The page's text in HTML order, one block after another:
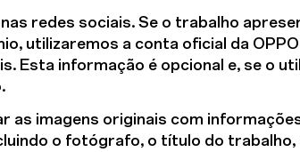
redes sociais. Se o trabalho
utilizaremos a conta oficial da
Esta informação é opcional e, se o
imagens originais com
o fotógrafo, o título do